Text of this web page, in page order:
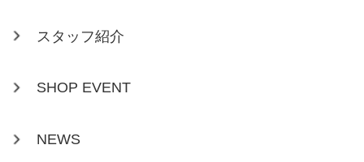
スタッフ紹介
SHOP EVENT
NEWS